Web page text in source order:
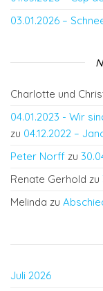
03.01.2026 –
Charlotte und
04.01.2023 - Wir
zu 04.12.2022 –
Peter Norff zu
Renate Gerhold zu
Melinda zu
Juli 2026